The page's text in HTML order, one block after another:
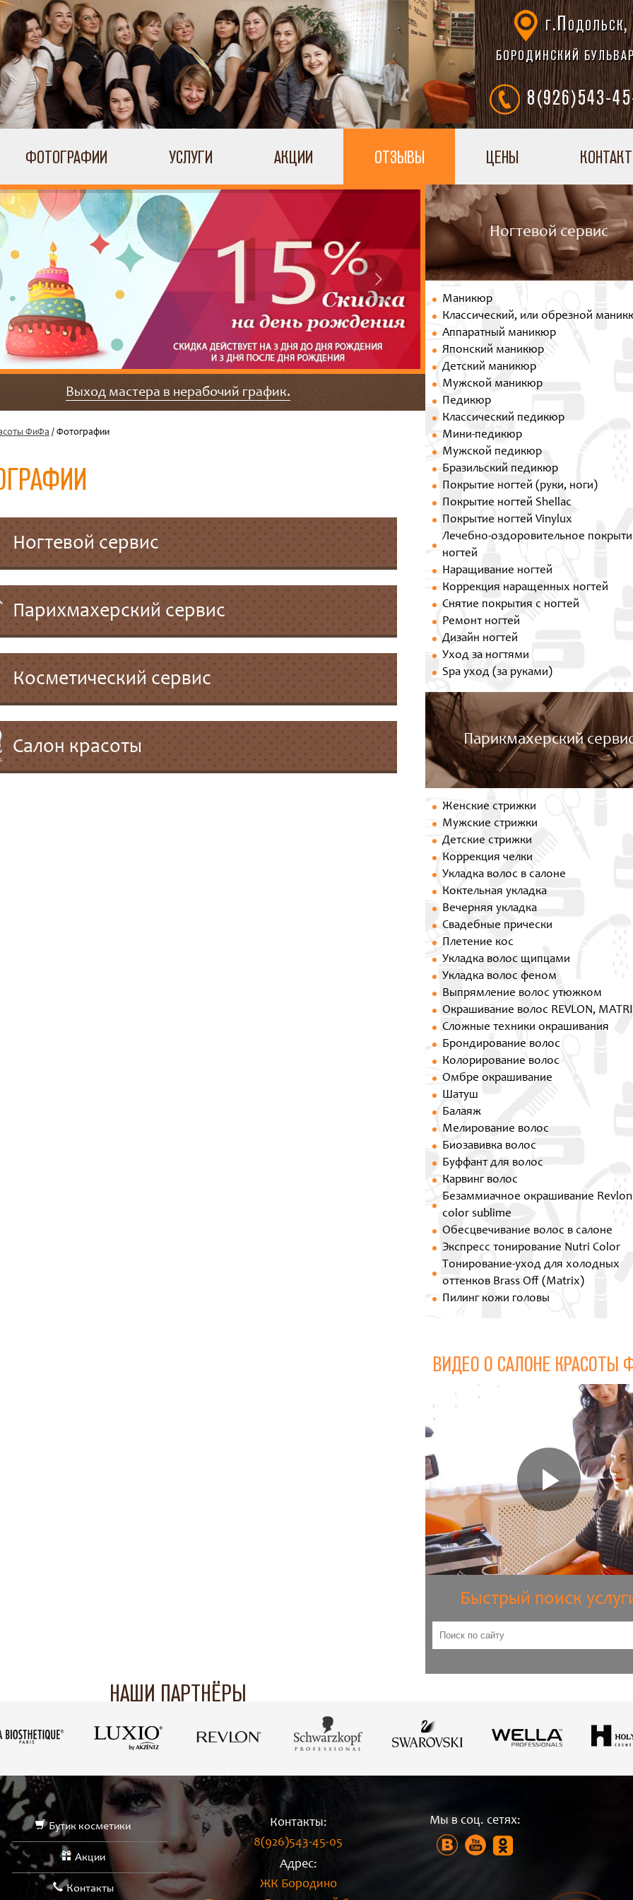
г.Подольск,
БОРОДИНСКИЙ
8(926)543-
ФОТОГРАФИИ УСЛУГИ АКЦИИ ОТЗЫВЫ ЦЕНЫ
Выход мастера в нерабочий график.
ФиФа / Фотографии
Ногтевой сервис
Парихмахерский сервис
Косметический сервис
Салон красоты
Ногтевой сервис
Маникюр
Классический, или обрезной
Аппаратный маникюр
Японский маникюр
Детский маникюр
Мужской маникюр
Педикюр
Классический педикюр
Мини-педикюр
Мужской педикюр
Бразильский педикюр
Покрытие ногтей (руки, ноги)
Покрытие ногтей Shellac
Покрытие ногтей Vinylux
Лечебно-оздоровительное
ногтей
Наращивание ногтей
Коррекция наращенных ногтей
Снятие покрытия с ногтей
Ремонт ногтей
Дизайн ногтей
Уход за ногтями
Spa уход (за руками)
Парикмахерский
Женские стрижки
Мужские стрижки
Детские стрижки
Коррекция челки
Укладка волос в салоне
Коктельная укладка
Вечерняя укладка
Свадебные прически
Плетение кос
Укладка волос щипцами
Укладка волос феном
Выпрямление волос утюжком
Окрашивание волос REVLON,
Сложные техники окрашивания
Брондирование волос
Колорирование волос
Омбре окрашивание
Шатуш
Балаяж
Мелирование волос
Биозавивка волос
Буффант для волос
Карвинг волос
Безаммиачное окрашивание
color sublime
Обесцвечивание волос в салоне
Экспресс тонирование Nutri Color
Тонирование-уход для холодных
оттенков Brass Off (Matrix)
Пилинг кожи головы
ВИДЕО О САЛОНЕ КРАСОТЫ
Быстрый поиск
НАШИ ПАРТНЁРЫ
Бутик косметики
Акции
Контакты
Контакты:
8(926)543-45-05
Адрес:
ЖК Бородино
Мы в соц. сетях: